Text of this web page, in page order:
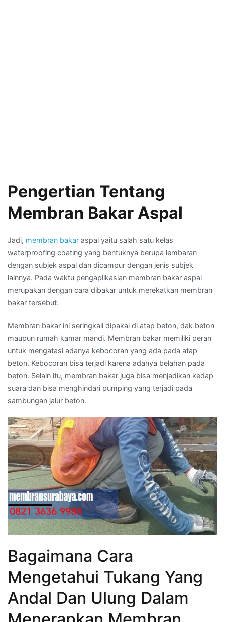
Pengertian Tentang
Membran Bakar Aspal
Jadi, membran bakar aspal yaitu salah satu kelas
waterproofing coating yang bentuknya berupa lembaran
dengan subjek aspal dan dicampur dengan jenis subjek
lainnya. Pada waktu pengaplikasian membran bakar aspal
merupakan dengan cara dibakar untuk merekatkan membran
bakar tersebut.
Membran bakar ini seringkali dipakai di atap beton, dak beton
maupun rumah kamar mandi. Membran bakar memiliki peran
untuk mengatasi adanya kebocoran yang ada pada atap
beton. Kebocoran bisa terjadi karena adanya belahan pada
beton. Selain itu, membran bakar juga bisa menjadikan kedap
suara dan bisa menghindari pumping yang terjadi pada
sambungan jalur beton.
Bagaimana Cara
Mengetahui Tukang Yang
Andal Dan Ulung Dalam